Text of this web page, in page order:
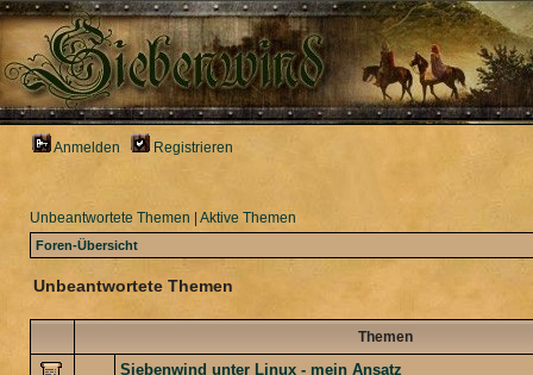
Anmelden Registrieren
Unbeantwortete Themen Aktive Themen
Foren-Übersicht
Unbeantwortete Themen
Themen
Siebenwind unter Linux - mein Ansatz